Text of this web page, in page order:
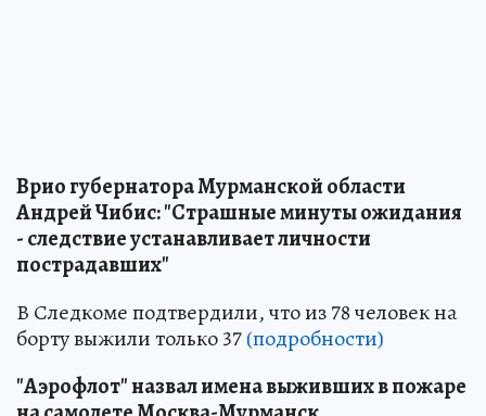
Врио губернатора Мурманской области
Андрей Чибис: "Страшные минуты ожидания
- следствие устанавливает личности
пострадавших"
В Следкоме подтвердили, что из 78 человек на
борту выжили только 37(подробности)
"Аэрофлот" назвал имена выживших в пожаре